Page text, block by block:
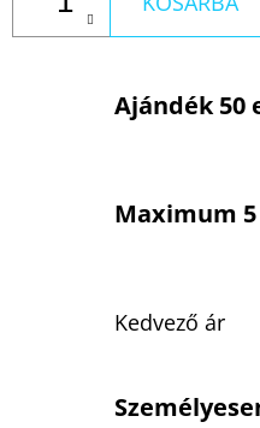
Ajándék 50
Maximum
Kedvező ár